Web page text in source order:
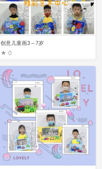
创意儿童画3～7岁
0